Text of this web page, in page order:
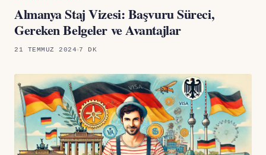
Almanya Staj Vizesi: Başvuru Süreci,
Gereken Belgeler ve Avantajlar
21 TEMMUZ 2024 7 DK